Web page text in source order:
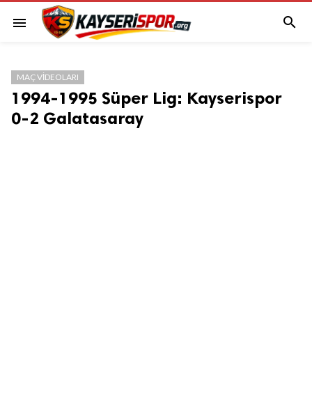
menu 
MAÇ VIDEOLARI
1994-1995 Süper Lig: Kayserispor
0-2 Galatasaray